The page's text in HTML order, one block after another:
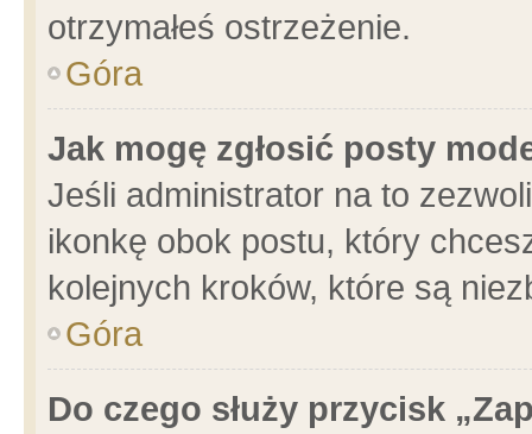
otrzymałeś ostrzeżenie.
Góra
Jak mogę zgłosić posty
Jeśli administrator na to
ikonkę obok postu, który
kolejnych kroków, które są
Góra
Do czego służy przycisk